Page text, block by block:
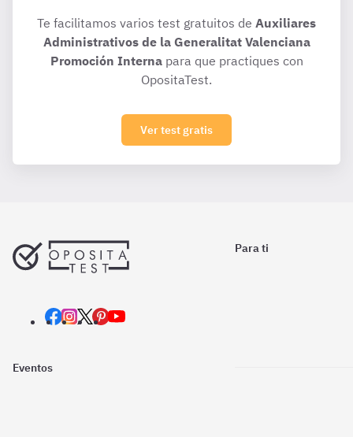
Te facilitamos varios test gratuitos de Auxiliares
Administrativos de la Generalitat Valenciana
Promoción Internapara que practiques con
OpositaTest.
Ver test gratis
Para ti
Eventos